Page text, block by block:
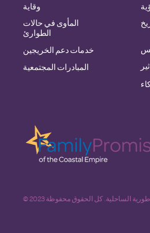
وقاية
المأوى في حالات
الطوارئ
خدمات دعم الخريجين
المبادرات المجتمعية